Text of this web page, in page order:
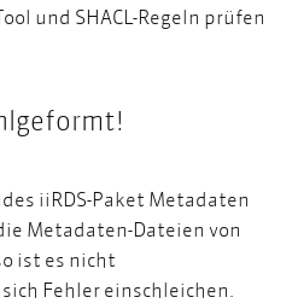
und SHACL-Regeln prüfen
iiRDS-Paket Metadaten
Metadaten-Dateien von
ist es nicht
Fehler einschleichen.